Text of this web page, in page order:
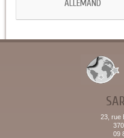
ALLEMAND
23, rue
09